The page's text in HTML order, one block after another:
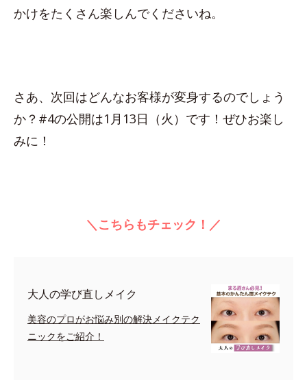
かけをたくさん楽しんでくださいね。
さあ、次回はどんなお客様が変身するのでしょう
か？#4の公開は1月13日（火）です！ぜひお楽し
みに！
＼こちらもチェック！／
大人の学び直しメイク
美容のプロがお悩み別の解決メイクテク
ニックをご紹介！